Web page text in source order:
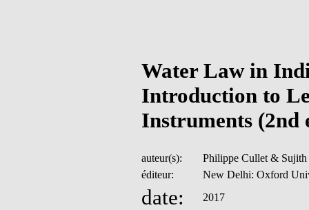
Water Law in
Introduction to
Instruments (2nd
auteur(s):
Philippe Cullet &
éditeur:
New Delhi: Oxford
date:
2017